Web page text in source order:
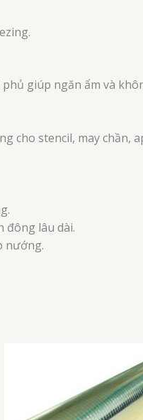
giúp ngăn ẩm và
cho stencil, may chần,
đông lâu dài.
nướng.